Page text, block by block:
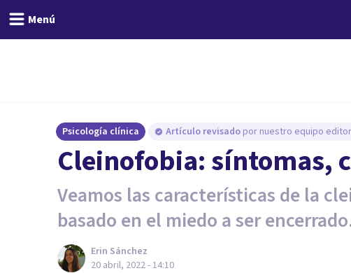
Menú
Psicología clínica Artículo revisado por nuestro equipo
Cleinofobia: síntomas,
Veamos las características de la
basado en el miedo a ser
Erin Sánchez
20 abril, 2022 - 14:10